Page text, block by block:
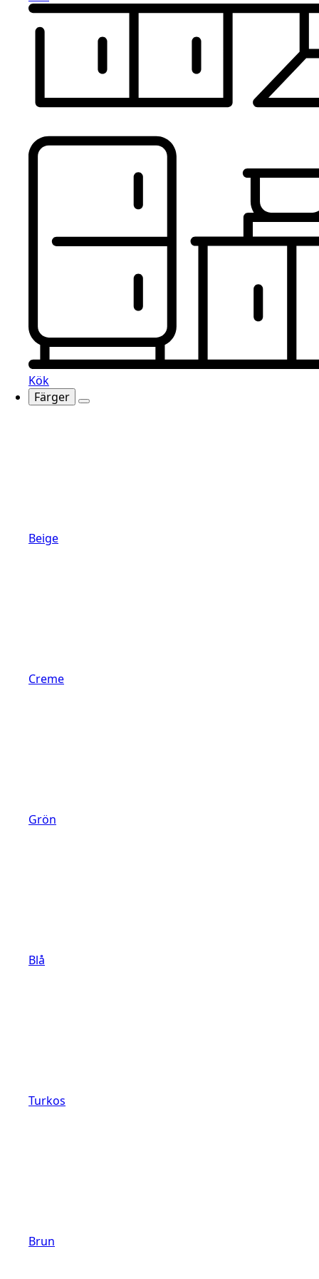
Kök
Färger
Beige
Creme
Grön
Blå
Turkos
Brun